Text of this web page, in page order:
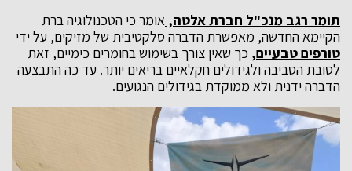
תומר רגב מנכ"ל חברת אלטה, אומר כי הטכנולוגיה ברת
הקיימא החדשה, מאפשרת הדברה סלקטיבית של מזיקים, על ידי
טורפים טבעיים, כך שאין צורך בשימוש בחומרים כימיים, זאת
לטובת הסביבה ולגידולים חקלאיים בריאים יותר. עד כה התבצעה
הדברה ידנית ולא ממוקדת בגידולים הנגועים.